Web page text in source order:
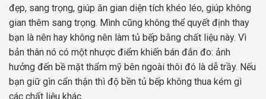
đẹp, sang trọng, giúp ăn gian diện tích khéo léo, giúp không
gian thêm sang trọng. Mình cũng không thể quyết định thay
bạn là nên hay không nên làm tủ bếp bằng chất liệu này. Vì
bản thân nó có một nhược điểm khiến bán đắn đo: ảnh
hưởng đến bề mặt thẩm mỹ bên ngoài thôi đó là dễ trầy. Nếu
bạn giữ gìn cẩn thận thì độ bền tủ bếp không thua kém gì
các chất liệu khác.